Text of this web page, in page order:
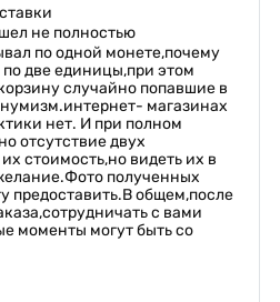
не полностью
по одной монете,почему
две единицы,при этом
случайно попавшие в
магазинах
нет. И при полном
отсутствие двух
стоимость,но видеть их в
полученных
предоставить.В общем,после
с вами
моменты могут быть со